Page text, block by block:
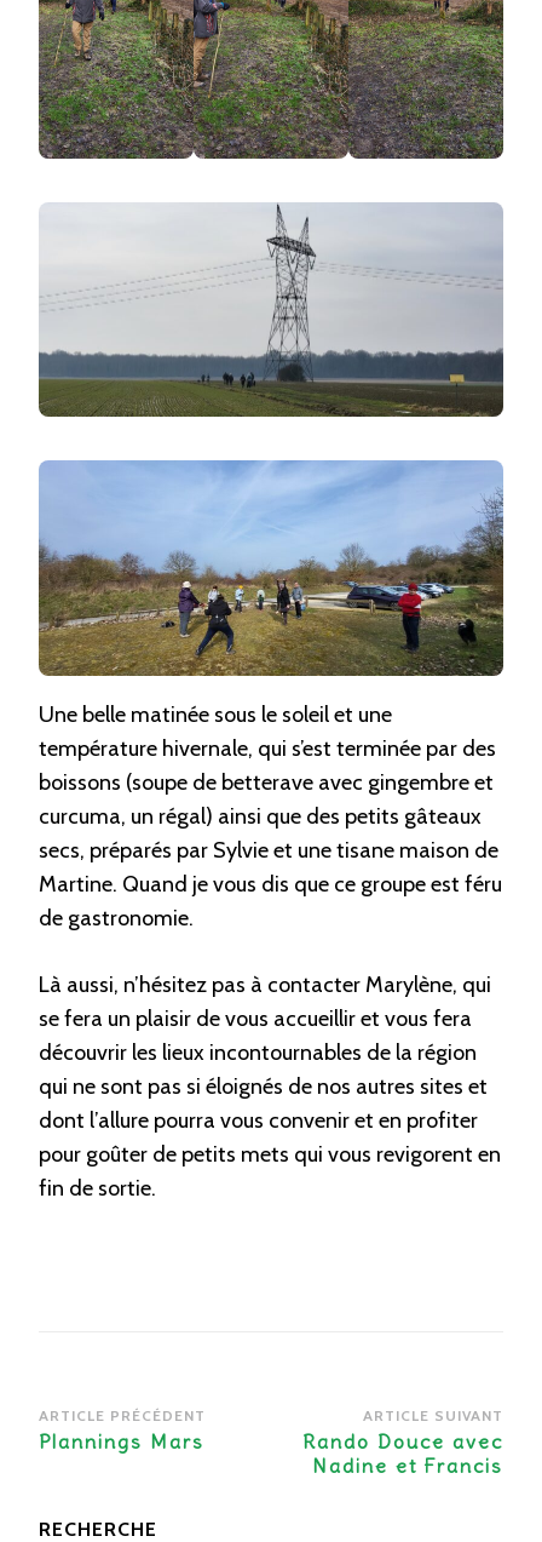
Une belle matinée sous le soleil et une
température hivernale, qui s’est terminée par des
boissons (soupe de betterave avec gingembre et
curcuma, un régal) ainsi que des petits gâteaux
secs, préparés par Sylvie et une tisane maison de
Martine. Quand je vous dis que ce groupe est féru
de gastronomie.
Là aussi, n’hésitez pas à contacter Marylène, qui
se fera un plaisir de vous accueillir et vous fera
découvrir les lieux incontournables de la région
qui ne sont pas si éloignés de nos autres sites et
dont l’allure pourra vous convenir et en profiter
pour goûter de petits mets qui vous revigorent en
fin de sortie.
Navigation
d’article
ARTICLE PRÉCÉDENT
Plannings Mars
ARTICLE SUIVANT
Rando Douce avec
Nadine et Francis
RECHERCHE